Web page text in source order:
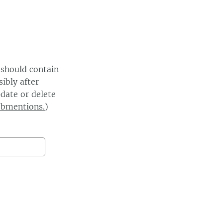
contain
after
or delete
)